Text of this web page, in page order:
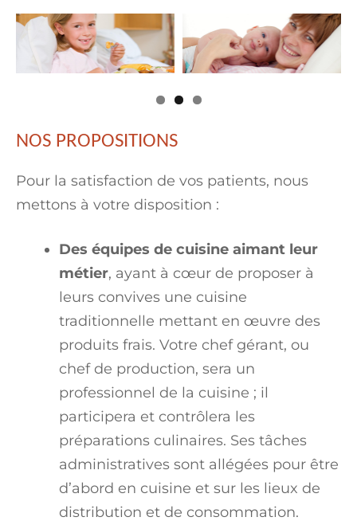
NOS PROPOSITIONS
Pour la satisfaction de vos patients, nous
mettons à votre disposition :
Des équipes de cuisine aimant leur
métier, ayant à cœur de proposer à
leurs convives une cuisine
traditionnelle mettant en œuvre des
produits frais. Votre chef gérant, ou
chef de production, sera un
professionnel de la cuisine ; il
participera et contrôlera les
préparations culinaires. Ses tâches
administratives sont allégées pour être
d’abord en cuisine et sur les lieux de
distribution et de consommation.